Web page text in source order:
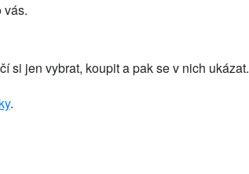
vás.
si jen vybrat, koupit a pak se v nich ukázat.
.